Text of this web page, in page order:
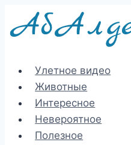
Перейти
Улетное видео
Животные
Интересное
Невероятное
Полезное